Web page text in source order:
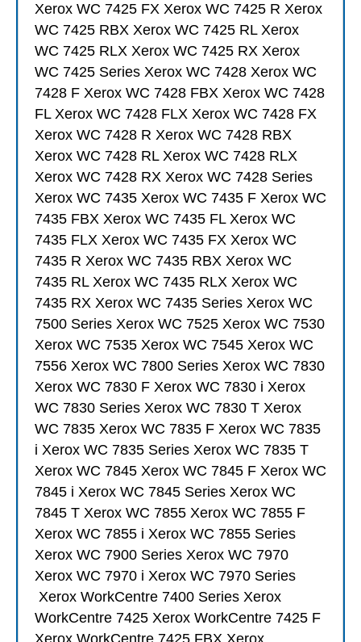
Xerox WC 7425 FX Xerox WC 7425 R Xerox
WC 7425 RBX Xerox WC 7425 RL Xerox
WC 7425 RLX Xerox WC 7425 RX Xerox
WC 7425 Series Xerox WC 7428 Xerox WC
7428 F Xerox WC 7428 FBX Xerox WC 7428
FL Xerox WC 7428 FLX Xerox WC 7428 FX
Xerox WC 7428 R Xerox WC 7428 RBX
Xerox WC 7428 RL Xerox WC 7428 RLX
Xerox WC 7428 RX Xerox WC 7428 Series
Xerox WC 7435 Xerox WC 7435 F Xerox WC
7435 FBX Xerox WC 7435 FL Xerox WC
7435 FLX Xerox WC 7435 FX Xerox WC
7435 R Xerox WC 7435 RBX Xerox WC
7435 RL Xerox WC 7435 RLX Xerox WC
7435 RX Xerox WC 7435 Series Xerox WC
7500 Series Xerox WC 7525 Xerox WC 7530
Xerox WC 7535 Xerox WC 7545 Xerox WC
7556 Xerox WC 7800 Series Xerox WC 7830
Xerox WC 7830 F Xerox WC 7830 i Xerox
WC 7830 Series Xerox WC 7830 T Xerox
WC 7835 Xerox WC 7835 F Xerox WC 7835
i Xerox WC 7835 Series Xerox WC 7835 T
Xerox WC 7845 Xerox WC 7845 F Xerox WC
7845 i Xerox WC 7845 Series Xerox WC
7845 T Xerox WC 7855 Xerox WC 7855 F
Xerox WC 7855 i Xerox WC 7855 Series
Xerox WC 7900 Series Xerox WC 7970
Xerox WC 7970 i Xerox WC 7970 Series
Xerox WorkCentre 7400 Series Xerox
WorkCentre 7425 Xerox WorkCentre 7425 F